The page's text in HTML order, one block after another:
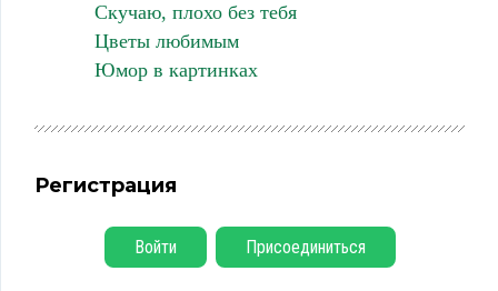
Скучаю, плохо без тебя
Цветы любимым
Юмор в картинках
Регистрация
Войти Присоединиться